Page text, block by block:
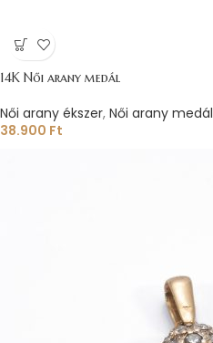
14K Női arany medál
Női arany ékszer, Női arany medál
38.900 Ft